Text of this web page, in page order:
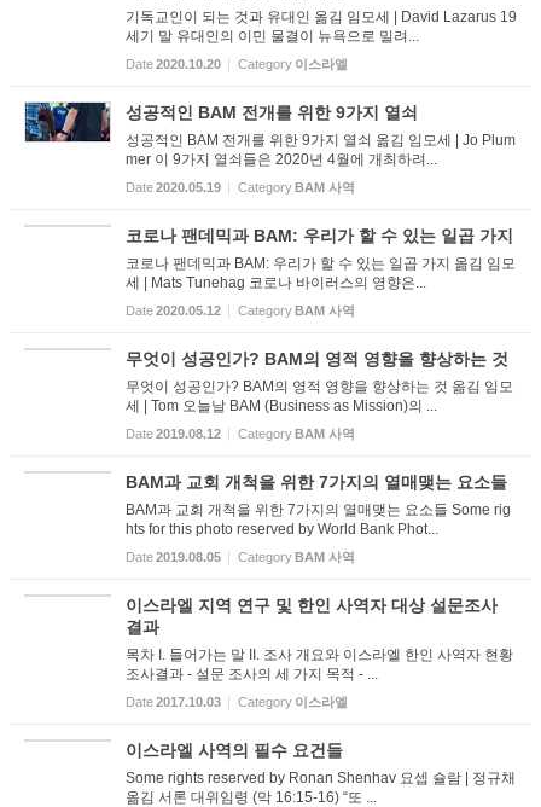
기독교인이 되는 것과 유대인 옮김 임모세 | David Lazarus 19
세기 말 유대인의 이민 물결이 뉴욕으로 밀려...
Date2020.10.20 Category 이스라엘
성공적인 BAM 전개를 위한 9가지 열쇠
성공적인 BAM 전개를 위한 9가지 열쇠 옮김 임모세 | Jo Plum
mer 이 9가지 열쇠들은 2020년 4월에 개최하려...
Date2020.05.19 CategoryBAM 사역
코로나 팬데믹과 BAM: 우리가 할 수 있는 일곱 가지
코로나 팬데믹과 BAM: 우리가 할 수 있는 일곱 가지 옮김 임모
세 | Mats Tunehag 코로나 바이러스의 영향은...
Date2020.05.12 CategoryBAM 사역
무엇이 성공인가? BAM의 영적 영향을 향상하는 것
무엇이 성공인가? BAM의 영적 영향을 향상하는 것 옮김 임모
세 | Tom 오늘날 BAM (Business as Mission)의 ...
Date2019.08.12 CategoryBAM 사역
BAM과 교회 개척을 위한 7가지의 열매맺는 요소들
BAM과 교회 개척을 위한 7가지의 열매맺는 요소들 Some rig
hts for this photo reserved by World Bank Phot...
Date2019.08.05 CategoryBAM 사역
이스라엘 지역 연구 및 한인 사역자 대상 설문조사
결과
목차 I. 들어가는 말 II. 조사 개요와 이스라엘 한인 사역자 현황
조사결과 - 설문 조사의 세 가지 목적 - ...
Date2017.10.03 Category 이스라엘
이스라엘 사역의 필수 요건들
Some rights reserved by Ronan Shenhav 요셉 슐람 | 정규채
옮김 서론 대위임령 (막 16:15-16) “또 ...